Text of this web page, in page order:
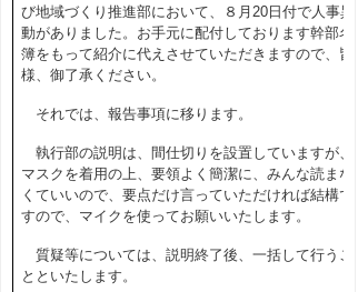
び地域づくり推進部において、８月20日付で人事異
動がありました。お手元に配付しております幹部名
簿をもって紹介に代えさせていただきますので、皆
様、御了承ください。
それでは、報告事項に移ります。
執行部の説明は、間仕切りを設置していますが、
マスクを着用の上、要領よく簡潔に、みんな読まな
くていいので、要点だけ言っていただければ結構で
すので、マイクを使ってお願いいたします。
質疑等については、説明終了後、一括して行うこ
とといたします。